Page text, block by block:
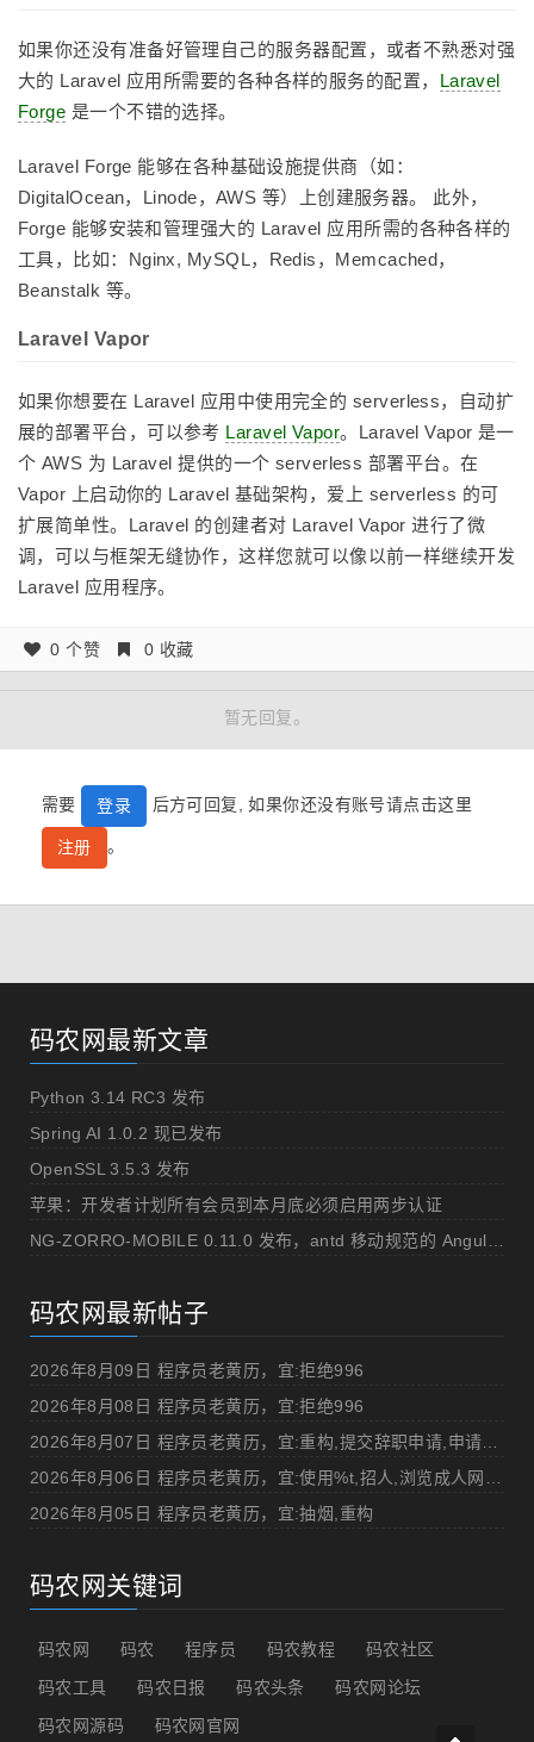
如果你还没有准备好管理自己的服务器配置，或者不熟悉对强
大的 Laravel 应用所需要的各种各样的服务的配置， Laravel
Forge 是一个不错的选择。
Laravel Forge 能够在各种基础设施提供商（如：
DigitalOcean，Linode，AWS 等）上创建服务器。 此外，
Forge 能够安装和管理强大的 Laravel 应用所需的各种各样的
工具，比如：Nginx, MySQL，Redis，Memcached，
Beanstalk 等。
Laravel Vapor
如果你想要在 Laravel 应用中使用完全的 serverless，自动扩
展的部署平台，可以参考 Laravel Vapor。Laravel Vapor 是一
个 AWS 为 Laravel 提供的一个 serverless 部署平台。在
Vapor 上启动你的 Laravel 基础架构，爱上 serverless 的可
扩展简单性。Laravel 的创建者对 Laravel Vapor 进行了微
调，可以与框架无缝协作，这样您就可以像以前一样继续开发
Laravel 应用程序。
0 个赞 0 收藏
暂无回复。
需要 登录 后方可回复, 如果你还没有账号请点击这里
注册 。
码农网最新文章
Python 3.14 RC3 发布
Spring AI 1.0.2 现已发布
OpenSSL 3.5.3 发布
苹果：开发者计划所有会员到本月底必须启用两步认证
码农网最新帖子
2026年8月09日 程序员老黄历，宜:拒绝996
2026年8月08日 程序员老黄历，宜:拒绝996
2026年8月05日 程序员老黄历，宜:抽烟,重构
码农网关键词
码农网 码农 程序员 码农教程
码农社区
码农工具
码农日报 码农头条
码农网论坛
码农网源码
码农网官网